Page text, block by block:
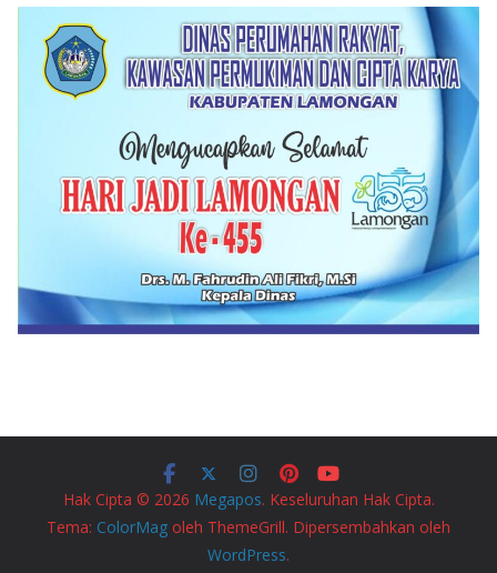
Hak Cipta © 2026 Megapos. Keseluruhan Hak Cipta.
Tema: ColorMag oleh ThemeGrill. Dipersembahkan oleh
WordPress.